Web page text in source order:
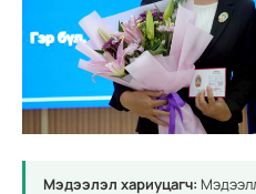
Мэдээлэл хариуцагч: